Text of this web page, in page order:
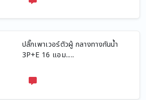
ปลั๊กเพาเวอร์ตัวผู้ กลางทางกันน้ำ
3P+E 16 แอม.....